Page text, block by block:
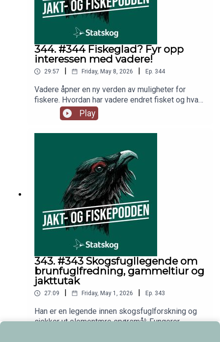
344. #344 Fiskeglad? Fyr opp
interessen med vadere!
29:57 Friday, May 8, 2026 Ep. 344
Vadere åpner en ny verden av muligheter for
fiskere. Hvordan har vadere endret fisket og hva
bør du tenke på når du handler vadere? Steinar
Paulsen har vadet mer enn de fleste, og tar en
prat med trioen i studio: Jo Inge Breisjøberget
Gunnar Skillingstad (Statskog).
Play
343. #343 Skogsfugllegende om
brunfuglfredning, gammeltiur og
jakttutak
27:09 Friday, May 1, 2026 Ep. 343
Han er en legende innen skogsfuglforskning og
sjekker ut elementære spørsmål: Fungerer